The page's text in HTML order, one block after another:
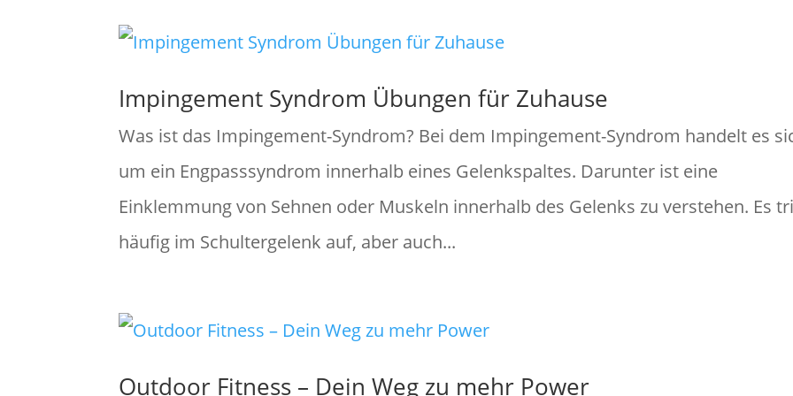
Impingement Syndrom Übungen für Zuhause
Was ist das Impingement-Syndrom? Bei dem Impingement-Syndrom handelt es
um ein Engpasssyndrom innerhalb eines Gelenkspaltes. Darunter ist eine
Einklemmung von Sehnen oder Muskeln innerhalb des Gelenks zu verstehen. Es
häufig im Schultergelenk auf, aber auch...
Outdoor Fitness – Dein Weg zu mehr Power